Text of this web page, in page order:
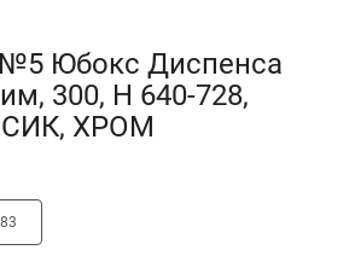
Юбокс Диспенса
300, H 640-728,
ХРОМ